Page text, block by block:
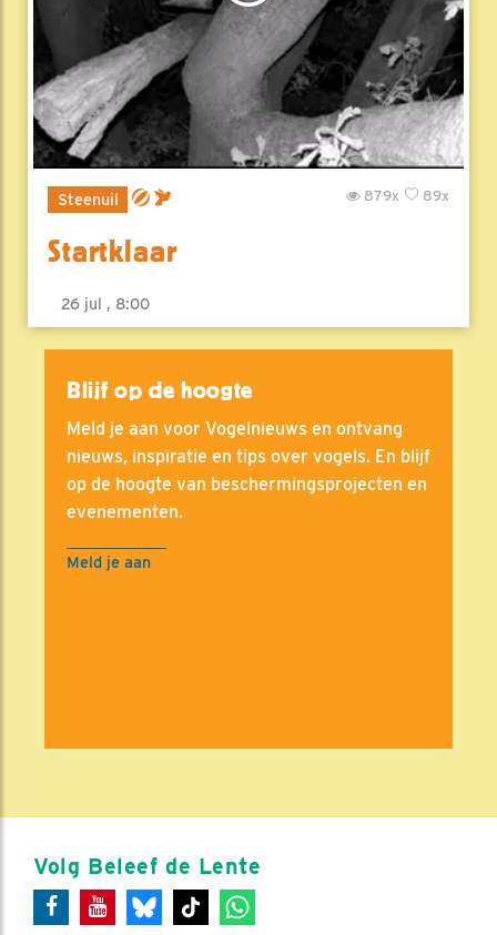
Steenuil 89x
879x
Startklaar
26 jul , 8:00
Blijf op de hoogte
Meld je aan voor Vogelnieuws en ontvang
nieuws, inspiratie en tips over vogels. En blijf
op de hoogte van beschermingsprojecten en
evenementen.
Meld je aan
Volg Beleef de Lente